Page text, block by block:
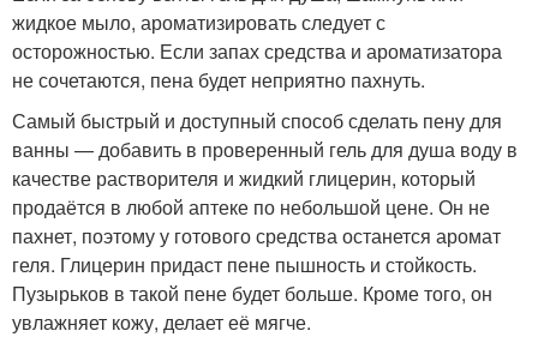
жидкое мыло, ароматизировать следует с
осторожностью. Если запах средства и ароматизатора
не сочетаются, пена будет неприятно пахнуть.
Самый быстрый и доступный способ сделать пену для
ванны — добавить в проверенный гель для душа воду в
качестве растворителя и жидкий глицерин, который
продаётся в любой аптеке по небольшой цене. Он не
пахнет, поэтому у готового средства останется аромат
геля. Глицерин придаст пене пышность и стойкость.
Пузырьков в такой пене будет больше. Кроме того, он
увлажняет кожу, делает её мягче.